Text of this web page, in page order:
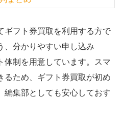
ギフト券買取を利用する方で
、分かりやすい申し込み
体制を用意しています。スマ
るため、ギフト券買取が初め
編集部としても安心しておす